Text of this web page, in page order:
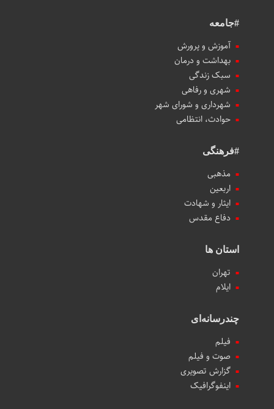
#جامعه
آموزش و پرورش
بهداشت و درمان
سبک زندگی
شهری و رفاهی
شهرداری و شورای شهر
حوادث، انتظامی
#فرهنگی
مذهبی
اربعین
ایثار و شهادت
دفاع مقدس
استان ها
تهران
ایلام
چندرسانه‌ای
فیلم
صوت و فیلم
گزارش تصویری
اینفوگرافیک